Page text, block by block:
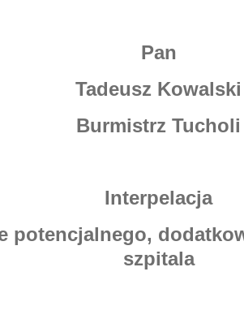
Pan
Tadeusz Kowalski
Burmistrz Tucholi
Interpelacja
potencjalnego,
szpitala